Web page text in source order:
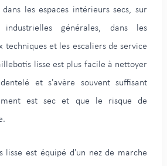
les espaces intérieurs secs, sur
industrielles générales, dans les
techniques et les escaliers de service
lisse est plus facile à nettoyer
et s'avère souvent suffisant
est sec et que le risque de
lisse est équipé d'un nez de marche